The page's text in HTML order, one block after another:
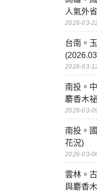
人氣外
2026-03-
台南。
2026-03-
南投。
麝香木
2026-03-
南投。
花況)
2026-03-
雲林。
與麝香